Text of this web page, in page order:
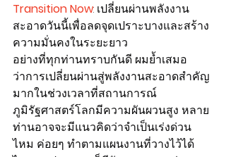
Transition Now: เปลี่ยนผ่านพลังงาน
สะอาดวันนี้เพื่อลดจุดเปราะบางและสร้าง
ความมั่นคงในระยะยาว
อย่างที่ทุกท่านทราบกันดี ผมย้ำเสมอ
ว่าการเปลี่ยนผ่านสู่พลังงานสะอาดสำคัญ
มากในช่วงเวลาที่สถานการณ์
ภูมิรัฐศาสตร์โลกมีความผันผวนสูง หลาย
ท่านอาจจะมีแนวคิดว่าจำเป็นเร่งด่วน
ไหม ค่อยๆ ทำตามแผนงานที่วางไว้ได้